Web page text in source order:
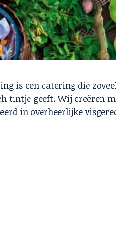
is een catering die
tintje geeft. Wij creëren
in overheerlijke